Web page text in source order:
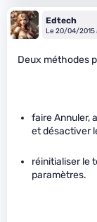
Edtech
Le 20/04/2015
Deux méthodes
faire Annuler,
et désactiver
réinitialiser le
paramètres.